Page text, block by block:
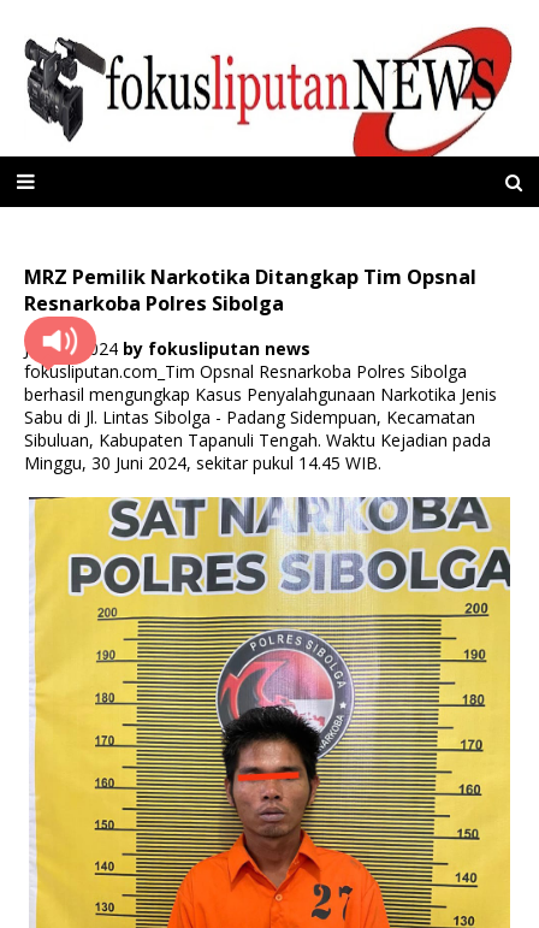
MRZ Pemilik Narkotika Ditangkap Tim Opsnal
Resnarkoba Polres Sibolga
Juli 02, 2024 by fokusliputan news
fokusliputan.com_Tim Opsnal Resnarkoba Polres Sibolga
berhasil mengungkap Kasus Penyalahgunaan Narkotika Jenis
Sabu di Jl. Lintas Sibolga - Padang Sidempuan, Kecamatan
Sibuluan, Kabupaten Tapanuli Tengah. Waktu Kejadian pada
Minggu, 30 Juni 2024, sekitar pukul 14.45 WIB.